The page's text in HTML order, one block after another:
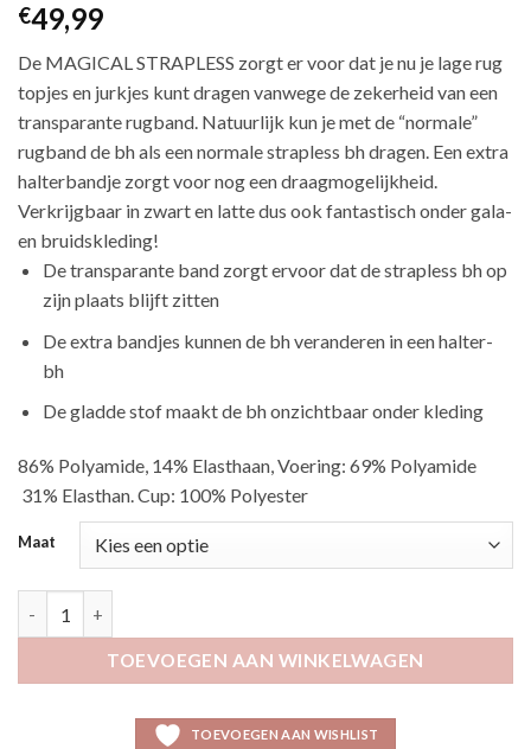
€49,99
De MAGICAL STRAPLESS zorgt er voor dat je nu je lage rug
topjes en jurkjes kunt dragen vanwege de zekerheid van een
transparante rugband. Natuurlijk kun je met de “normale”
rugband de bh als een normale strapless bh dragen. Een extra
halterbandje zorgt voor nog een draagmogelijkheid.
Verkrijgbaar in zwart en latte dus ook fantastisch onder gala-
en bruidskleding!
De transparante band zorgt ervoor dat de strapless bh op
zijn plaats blijft zitten
De extra bandjes kunnen de bh veranderen in een halter-
bh
De gladde stof maakt de bh onzichtbaar onder kleding
86% Polyamide, 14% Elasthaan, Voering: 69% Polyamide
31% Elasthan. Cup: 100% Polyester
Maat
TOEVOEGEN AAN WINKELWAGEN
TOEVOEGEN AAN WISHLIST